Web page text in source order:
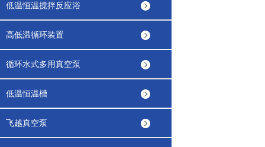
低温恒温搅拌反应浴
高低温循环装置
循环水式多用真空泵
低温恒温槽
飞越真空泵